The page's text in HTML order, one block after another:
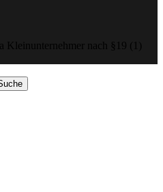
Kleinunternehmer nach §19 (1)